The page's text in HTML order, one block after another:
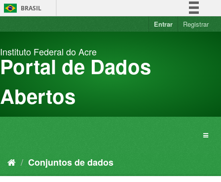
Pular
para
BRASIL
Simplifique!
Acesso à informação
Entrar Registrar
Instituto Federal do Acre
Portal de Dados
Abertos
Conjuntos de dados